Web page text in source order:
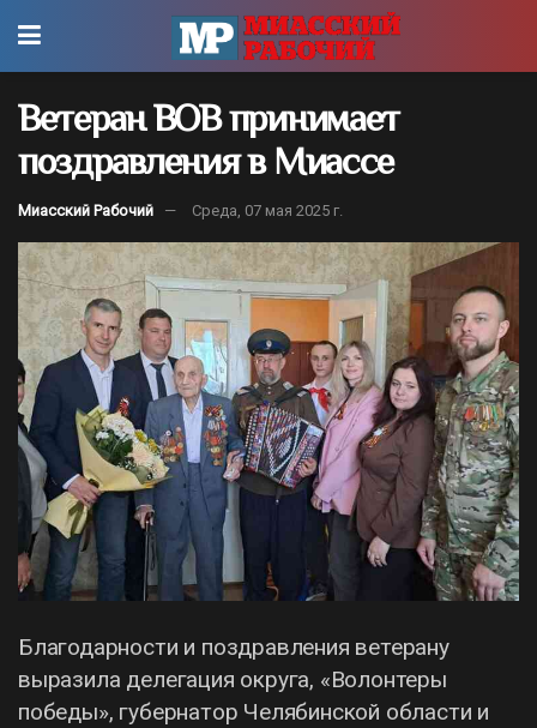
Ветеран ВОВ принимает
поздравления в Миассе
Миасский Рабочий Среда, 07 мая 2025 г.
Благодарности и поздравления ветерану
выразила делегация округа, «Волонтеры
победы», губернатор Челябинской области и